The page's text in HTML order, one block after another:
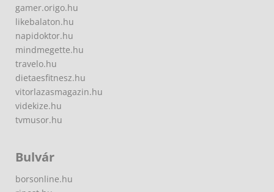
gamer.origo.hu
likebalaton.hu
napidoktor.hu
mindmegette.hu
travelo.hu
dietaesfitnesz.hu
vitorlazasmagazin.hu
videkize.hu
tvmusor.hu
Bulvár
borsonline.hu